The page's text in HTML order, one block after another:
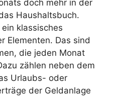
doch mehr in der
Haushaltsbuch.
klassisches
Elementen. Das sind
die jeden Monat
zählen neben dem
Urlaubs- oder
der Geldanlage